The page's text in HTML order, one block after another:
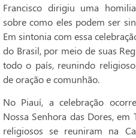
Francisco dirigiu uma
sobre como eles podem ser
Em sintonia com essa
do Brasil, por meio de suas
todo o país, reunindo
de oração e comunhão.
No Piauí, a celebração
Nossa Senhora das Dores, em
religiosos se reuniram na